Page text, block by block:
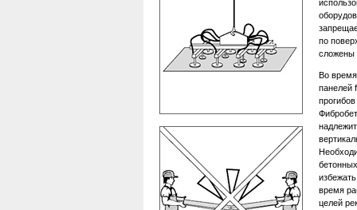
по
сложены
Во
панелей
время
целей